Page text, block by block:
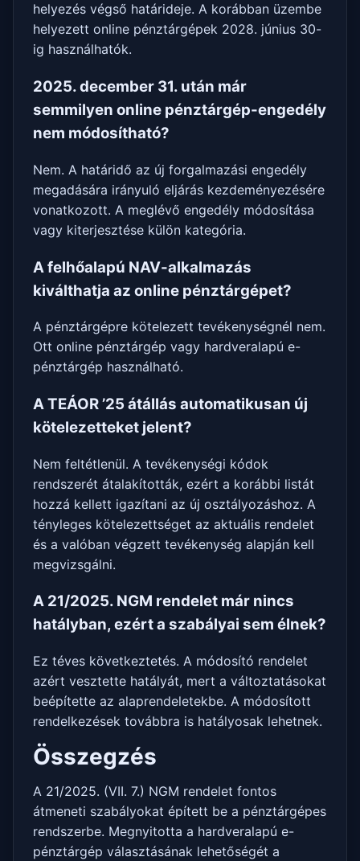
helyezés végső határideje. A korábban üzembe
helyezett online pénztárgépek 2028. június 30-
ig használhatók.
2025. december 31. után már
semmilyen online pénztárgép-engedély
nem módosítható?
Nem. A határidő az új forgalmazási engedély
megadására irányuló eljárás kezdeményezésére
vonatkozott. A meglévő engedély módosítása
vagy kiterjesztése külön kategória.
A felhőalapú NAV-alkalmazás
kiválthatja az online pénztárgépet?
A pénztárgépre kötelezett tevékenységnél nem.
Ott online pénztárgép vagy hardveralapú e-
pénztárgép használható.
A TEÁOR ’25 átállás automatikusan új
kötelezetteket jelent?
Nem feltétlenül. A tevékenységi kódok
rendszerét átalakították, ezért a korábbi listát
hozzá kellett igazítani az új osztályozáshoz. A
tényleges kötelezettséget az aktuális rendelet
és a valóban végzett tevékenység alapján kell
megvizsgálni.
A 21/2025. NGM rendelet már nincs
hatályban, ezért a szabályai sem élnek?
Ez téves következtetés. A módosító rendelet
azért vesztette hatályát, mert a változtatásokat
beépítette az alaprendeletekbe. A módosított
rendelkezések továbbra is hatályosak lehetnek.
Összegzés
A 21/2025. (VII. 7.) NGM rendelet fontos
átmeneti szabályokat épített be a pénztárgépes
rendszerbe. Megnyitotta a hardveralapú e-
pénztárgép választásának lehetőségét a